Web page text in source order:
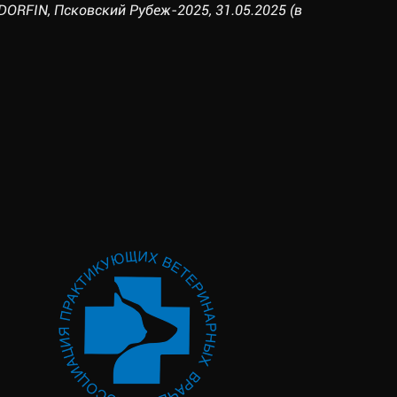
Псковский Рубеж-2025, 31.05.2025 (в